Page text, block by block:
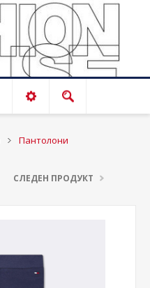
Пантолони
СЛЕДЕН ПРОДУКТ